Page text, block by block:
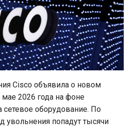
Cisco объявила о новом
2026 года на фоне
сетевое оборудование. По
увольнения попадут тысячи